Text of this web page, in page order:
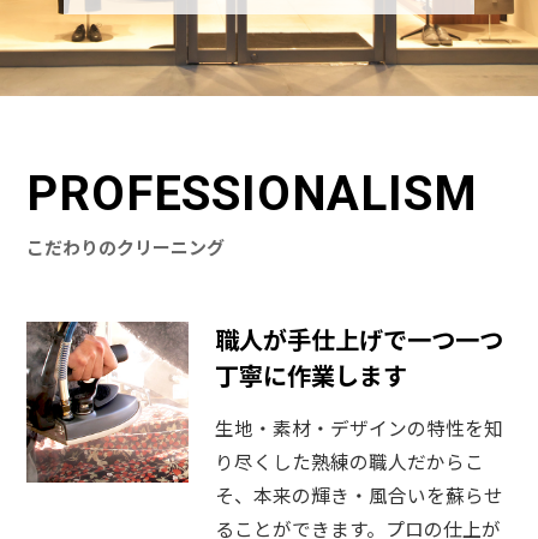
PROFESSIONALISM
こだわりのクリーニング
職人が手仕上げで一つ一つ
丁寧に作業します
生地・素材・デザインの特性を知
り尽くした熟練の職人だからこ
そ、本来の輝き・風合いを蘇らせ
ることができます。プロの仕上が